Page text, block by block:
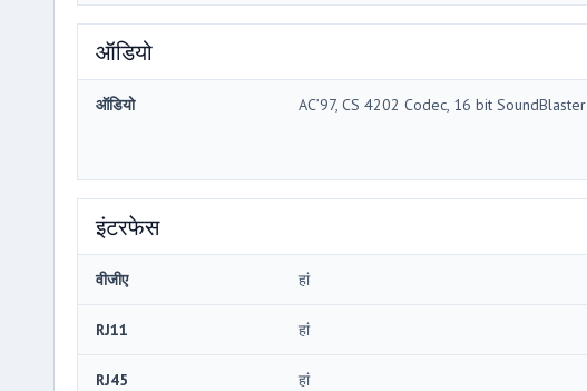
ऑडियो
ऑडियो AC’97, CS 4202 Codec, 16 bit SoundBlaster
इंटरफेस
वीजीए हां
RJ11 हां
RJ45 हां